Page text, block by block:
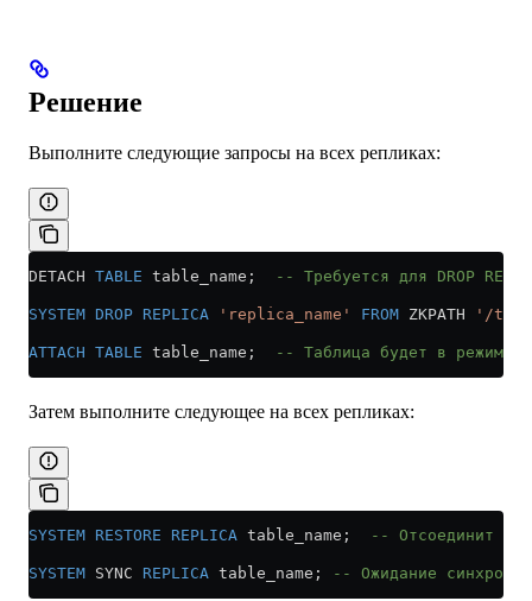
Решение
Выполните следующие запросы на всех репликах:
DETACH TABLE table_name; -- Требуется для DROP
SYSTEM DROP REPLICA 'replica_name' FROM ZKPATH '/
ATTACH TABLE table_name; -- Таблица будет в режиме
Затем выполните следующее на всех репликах:
SYSTEM RESTORE REPLICA table_name; -- Отсоединит
SYSTEM SYNC REPLICA table_name; -- Ожидание